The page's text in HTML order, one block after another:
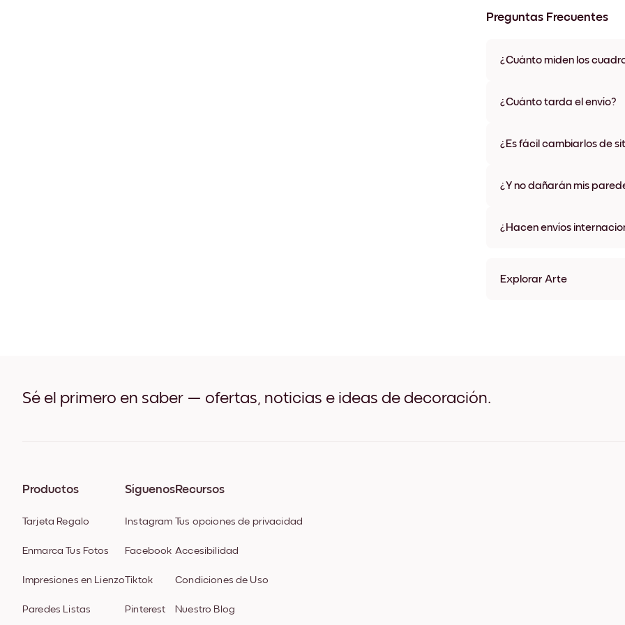
Preguntas Frecuentes
¿Cuánto miden los
materiales y colores de
¿Cuánto tarda el envío?
algunos países. Te
¿Es fácil cambiarlos de
¿Y no dañarán mis
¿Hacen envíos
Explorar Arte
Sé el primero en saber — ofertas, noticias e ideas de decoración.
Productos
Tarjeta Regalo
Enmarca Tus Fotos
Impresiones en Lienzo
Paredes Listas
Síguenos
Instagram
Facebook
Tiktok
Pinterest
Recursos
Tus opciones de privacidad
Accesibilidad
Condiciones de Uso
Nuestro Blog